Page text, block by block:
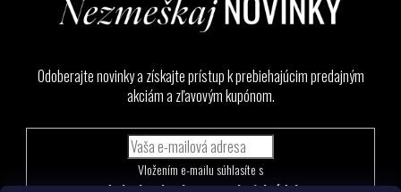
Odoberajte novinky a získajte prístup k prebiehajúcim predajným
akciám a zľavovým kupónom.